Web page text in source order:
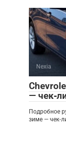
Nexia
—
Подробное
зиме —